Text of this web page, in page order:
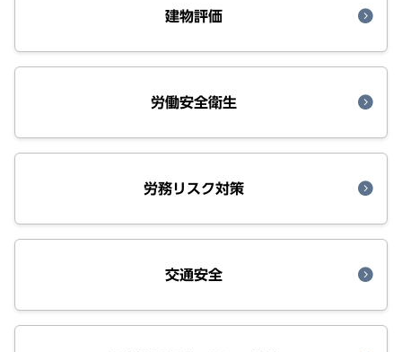
建物評価
労働安全衛生
労務リスク対策
交通安全